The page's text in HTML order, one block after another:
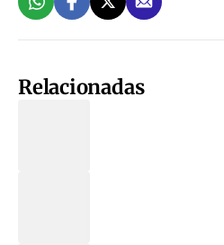
Relacionadas